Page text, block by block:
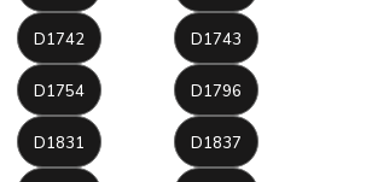
D1742 D1743
D1754 D1796
D1831 D1837